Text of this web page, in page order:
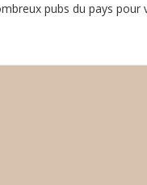
pubs du pays